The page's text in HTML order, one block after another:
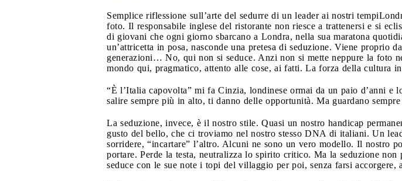
Semplice riflessione sull’arte del sedurre di un leader ai nostri tempi
foto. Il responsabile inglese del ristorante non riesce a trattenersi e si
di giovani che ogni giorno sbarcano a Londra, nella sua maratona
un’attricetta in posa, nasconde una pretesa di seduzione. Viene proprio
generazioni… No, qui non si seduce. Anzi non si mette neppure la foto
mondo qui, pragmatico, attento alle cose, ai fatti. La forza della cultura
“È l’Italia capovolta” mi fa Cinzia, londinese ormai da un paio d’anni
salire sempre più in alto, ti danno delle opportunità. Ma guardano
La seduzione, invece, è il nostro stile. Quasi un nostro handicap
gusto del bello, che ci troviamo nel nostro stesso DNA di italiani. Un
sorridere, “incartare” l’altro. Alcuni ne sono un vero modello. Il nostro
portare. Perde la testa, neutralizza lo spirito critico. Ma la seduzione
seduce con le sue note i topi del villaggio per poi, senza farsi